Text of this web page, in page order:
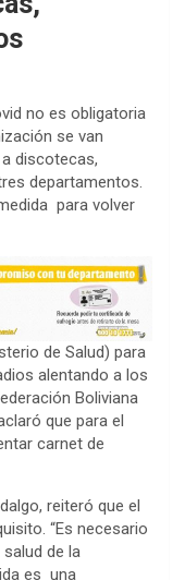
no es obligatoria
se van
discotecas,
departamentos.
para volver
de Salud) para
alentando a los
Boliviana
que para el
carnet de
reiteró que el
“Es necesario
de la
es una